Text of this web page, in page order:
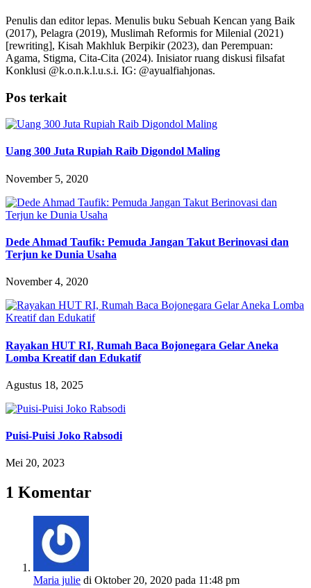
Penulis dan editor lepas. Menulis buku Sebuah Kencan yang Baik
(2017), Pelagra (2019), Muslimah Reformis for Milenial (2021)
[rewriting], Kisah Makhluk Berpikir (2023), dan Perempuan:
Agama, Stigma, Cita-Cita (2024). Inisiator ruang diskusi filsafat
Konklusi @k.o.n.k.l.u.s.i. IG: @ayualfiahjonas.
Pos terkait
Uang 300 Juta Rupiah Raib Digondol Maling
November 5, 2020
Dede Ahmad Taufik: Pemuda Jangan Takut Berinovasi dan
Terjun ke Dunia Usaha
November 4, 2020
Rayakan HUT RI, Rumah Baca Bojonegara Gelar Aneka
Lomba Kreatif dan Edukatif
Agustus 18, 2025
Puisi-Puisi Joko Rabsodi
Mei 20, 2023
1 Komentar
Maria julie di Oktober 20, 2020 pada 11:48 pm